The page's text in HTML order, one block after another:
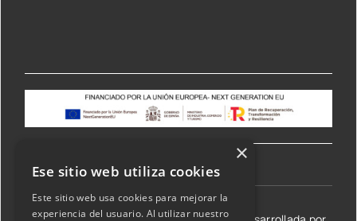
×
Ese sitio web utiliza cookies
Este sitio web usa cookies para mejorar la
experiencia del usuario. Al utilizar nuestro